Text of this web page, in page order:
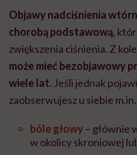
Objawy nadciśnienia
chorobą podstawową,
zwiększenia ciśnienia. Z
może mieć bezobjawowy
wiele lat. Jeśli jednak
zaobserwujesz u siebie
bóle głowy – głównie
w okolicy skroniowej